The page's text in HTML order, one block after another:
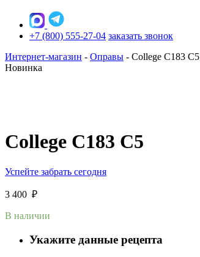
+7 (800) 555-27-04 заказать звонок
Интернет-магазин - Оправы - College C183 C5
Новинка
College C183 C5
Успейте забрать сегодня
3 400 ₽
В наличии
Укажите данные рецепта